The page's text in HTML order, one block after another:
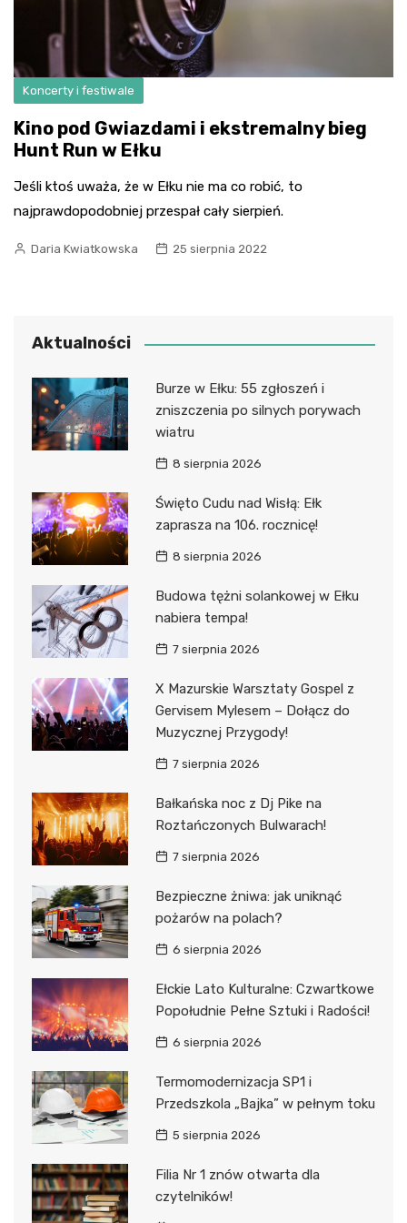
Koncerty i festiwale
Kino pod Gwiazdami i ekstremalny bieg
Hunt Run w Ełku
Jeśli ktoś uważa, że w Ełku nie ma co robić, to
najprawdopodobniej przespał cały sierpień.
Daria Kwiatkowska 25 sierpnia 2022
Aktualności
Burze w Ełku: 55 zgłoszeń i
zniszczenia po silnych porywach
wiatru
8 sierpnia 2026
Święto Cudu nad Wisłą: Ełk
zaprasza na 106. rocznicę!
8 sierpnia 2026
Budowa tężni solankowej w Ełku
nabiera tempa!
7 sierpnia 2026
X Mazurskie Warsztaty Gospel z
Gervisem Mylesem – Dołącz do
Muzycznej Przygody!
7 sierpnia 2026
Bałkańska noc z Dj Pike na
Roztańczonych Bulwarach!
7 sierpnia 2026
Bezpieczne żniwa: jak uniknąć
pożarów na polach?
6 sierpnia 2026
Ełckie Lato Kulturalne: Czwartkowe
Popołudnie Pełne Sztuki i Radości!
6 sierpnia 2026
Termomodernizacja SP1 i
Przedszkola „Bajka” w pełnym toku
5 sierpnia 2026
Filia Nr 1 znów otwarta dla
czytelników!